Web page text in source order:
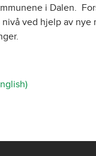
i Dalen.
ved hjelp av